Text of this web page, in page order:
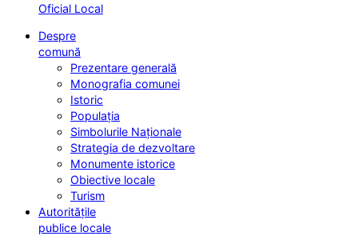
Oficial Local
Despre
comună
Prezentare generală
Monografia comunei
Istoric
Populația
Simbolurile Naționale
Strategia de dezvoltare
Monumente istorice
Obiective locale
Turism
Autoritățile
publice locale